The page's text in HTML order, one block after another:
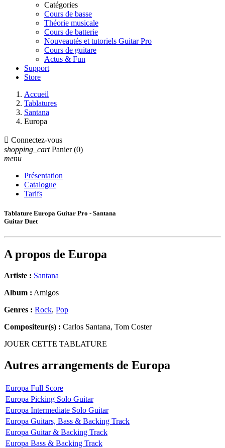
Catégories
Cours de basse
Théorie musicale
Cours de batterie
Nouveautés et tutoriels Guitar Pro
Cours de guitare
Actus & Fun
Support
Store
Accueil
Tablatures
Santana
Europa
 Connectez-vous
shopping_cart Panier (0)
menu
Présentation
Catalogue
Tarifs
Tablature Europa Guitar Pro - Santana
Guitar Duet
A propos de Europa
Artiste : Santana
Album : Amigos
Genres : Rock, Pop
Compositeur(s) : Carlos Santana, Tom Coster
JOUER CETTE TABLATURE
Autres arrangements de Europa
Europa Full Score
Europa Picking Solo Guitar
Europa Intermediate Solo Guitar
Europa Guitars, Bass & Backing Track
Europa Guitar & Backing Track
Europa Bass & Backing Track